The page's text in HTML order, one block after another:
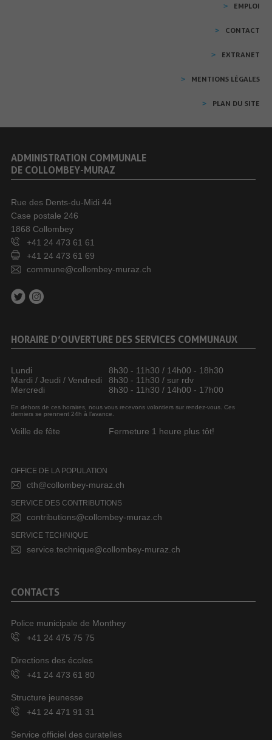
EMPLOI
CONTACT
EXTRANET
MENTIONS LÉGALES
PLAN DU SITE
ADMINISTRATION COMMUNALE
DE COLLOMBEY-MURAZ
Rue des Dents-du-Midi 44
Case postale 246
1868 Collombey
+41 24 473 61 61
+41 24 473 61 69
commune@collombey-muraz.ch
HORAIRE D’OUVERTURE DES SERVICES COMMUNAUX
Lundi
8h30 - 11h30 / 14h00 - 18h30
Mardi / Jeudi / Vendredi
8h30 - 11h30 / sur rdv
Mercredi
8h30 - 11h30 / 14h00 - 17h00
En dehors de ces horaires, nous vous recevons volontiers sur rendez-vous. Ces
derniers se prennent 24h à l’avance.
Veille de fête Fermeture 1 heure plus tôt!
OFFICE DE LA POPULATION
cth@collombey-muraz.ch
SERVICE DES CONTRIBUTIONS
contributions@collombey-muraz.ch
SERVICE TECHNIQUE
service.technique@collombey-muraz.ch
CONTACTS
Police municipale de Monthey
+41 24 475 75 75
Directions des écoles
+41 24 473 61 80
Structure jeunesse
+41 24 471 91 31
Service officiel des curatelles